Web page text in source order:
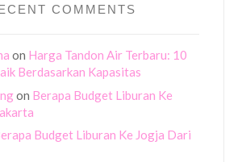
COMMENTS
on Harga Tandon Air Terbaru: 10
Berdasarkan Kapasitas
on Berapa Budget Liburan Ke
Budget Liburan Ke Jogja Dari